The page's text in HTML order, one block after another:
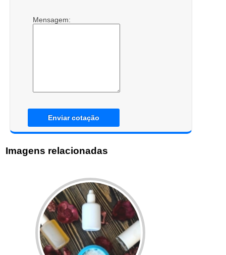
Mensagem:
Enviar cotação
Imagens relacionadas